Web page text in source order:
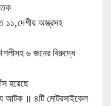
১১,দেশীয় অস্ত্রসহ
৬ জনের বিরুদ্ধে
হয়েছে
আটক ॥ ৪টি মোটরসাইকেল